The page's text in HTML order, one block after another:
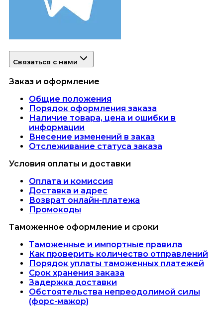
Связаться с нами
Заказ и оформление
Общие положения
Порядок оформления заказа
Наличие товара, цена и ошибки в
информации
Внесение изменений в заказ
Отслеживание статуса заказа
Условия оплаты и доставки
Оплата и комиссия
Доставка и адрес
Возврат онлайн-платежа
Промокоды
Таможенное оформление и сроки
Таможенные и импортные правила
Как проверить количество отправлений
Порядок уплаты таможенных платежей
Срок хранения заказа
Задержка доставки
Обстоятельства непреодолимой силы
(форс-мажор)